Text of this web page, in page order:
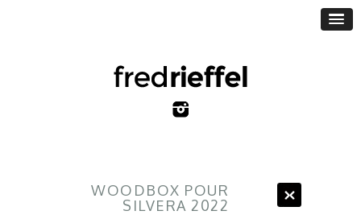
WOODBOX POUR
SILVERA 2022